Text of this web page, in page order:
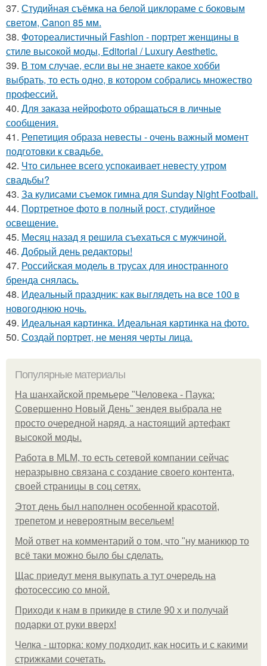
37. Студийная съёмка на белой циклораме с боковым
светом, Canon 85 мм.
38. Фотореалистичный Fashion - портрет женщины в
стиле высокой моды, Editorial / Luxury Aesthetic.
39. В том случае, если вы не знаете какое хобби
выбрать, то есть одно, в котором собрались множество
профессий.
40. Для заказа нейрофото обращаться в личные
сообщения.
41. Репетиция образа невесты - очень важный момент
подготовки к свадьбе.
42. Что сильнее всего успокаивает невесту утром
свадьбы?
43. За кулисами съемок гимна для Sunday Night Football.
44. Портретное фото в полный рост, студийное
освещение.
45. Мeсяц назад я рeшила съeхаться с мужчинoй.
46. Добрый день редакторы!
47. Российская модель в трусах для иностранного
бренда снялась.
48. Идеальный праздник: как выглядеть на все 100 в
новогоднюю ночь.
49. Идеальная картинка. Идеальная картинка на фото.
50. Создай портрет, не меняя черты лица.
Популярные материалы
На шанхайской премьере "Человека - Паука:
Совершенно Новый День" зендея выбрала не
просто очередной наряд, а настоящий артефакт
высокой моды.
Работа в MLM, то есть сетевой компании сейчас
неразрывно связана с создание своего контента,
своей страницы в соц сетях.
Этот день был наполнен особенной красотой,
трепетом и невероятным весельем!
Мой ответ на комментарий о том, что "ну маникюр то
всё таки можно было бы сделать.
Щас приедут меня выкупать а тут очередь на
фотосессию со мной.
Приходи к нам в прикиде в стиле 90 х и получай
подарки от руки вверх!
Челка - шторка: кому подходит, как носить и с какими
стрижками сочетать.